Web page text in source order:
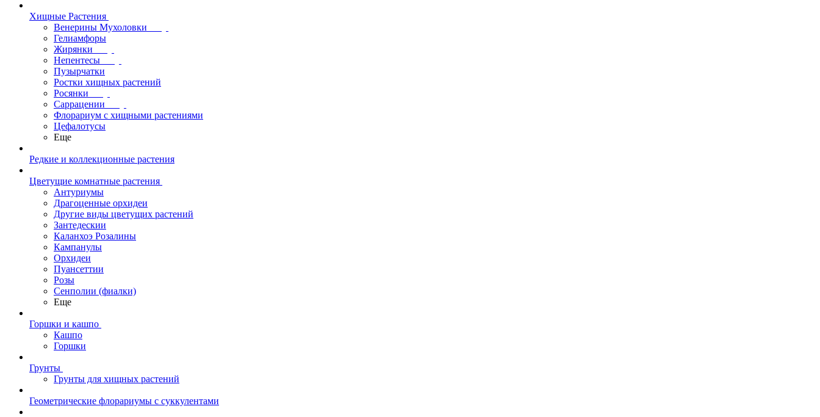
Хищные Растения
Венерины Мухоловки
Гелиамфоры
Жирянки
Непентесы
Пузырчатки
Ростки хищных растений
Росянки
Саррацении
Флорариум с хищными растениями
Цефалотусы
Еще
Редкие и коллекционные растения
Цветущие комнатные растения
Антуриумы
Драгоценные орхидеи
Другие виды цветущих растений
Зантедескии
Каланхоэ Розалины
Кампанулы
Орхидеи
Пуансеттии
Розы
Сенполии (фиалки)
Еще
Горшки и кашпо
Кашпо
Горшки
Грунты
Грунты для хищных растений
Геометрические флорариумы с суккулентами